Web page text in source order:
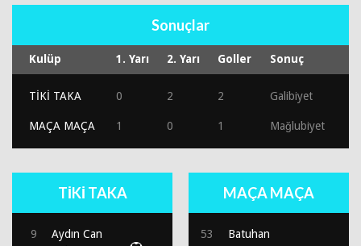
Sonuçlar
Kulüp 1. Yarı 2. Yarı Goller Sonuç
TİKİ TAKA 0 2 2 Galibiyet
MAÇA MAÇA 1 0 1 Mağlubiyet
TİKİ TAKA
9
Aydın Can
MAÇA MAÇA
53
Batuhan